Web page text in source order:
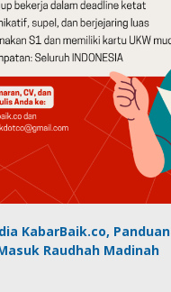
KabarBaik.co, Panduan
Raudhah Madinah